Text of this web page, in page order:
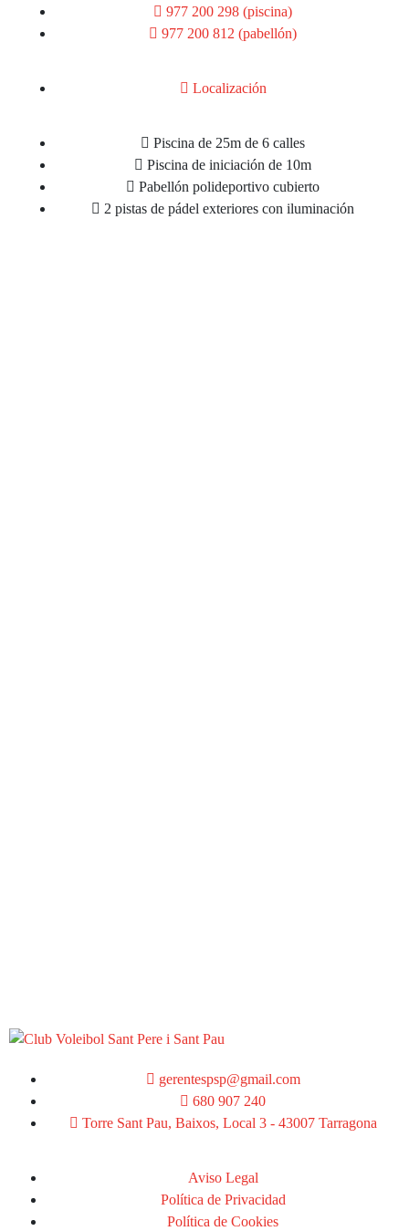
977 200 298 (piscina)
977 200 812 (pabellón)
Localización
Piscina de 25m de 6 calles
Piscina de iniciación de 10m
Pabellón polideportivo cubierto
2 pistas de pádel exteriores con iluminación
gerentespsp@gmail.com
680 907 240
Torre Sant Pau, Baixos, Local 3 - 43007 Tarragona
Aviso Legal
Política de Privacidad
Política de Cookies